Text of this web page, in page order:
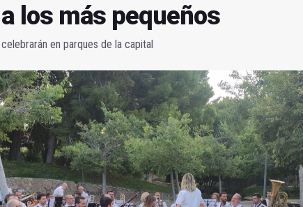
los más pequeños
en parques de la capital